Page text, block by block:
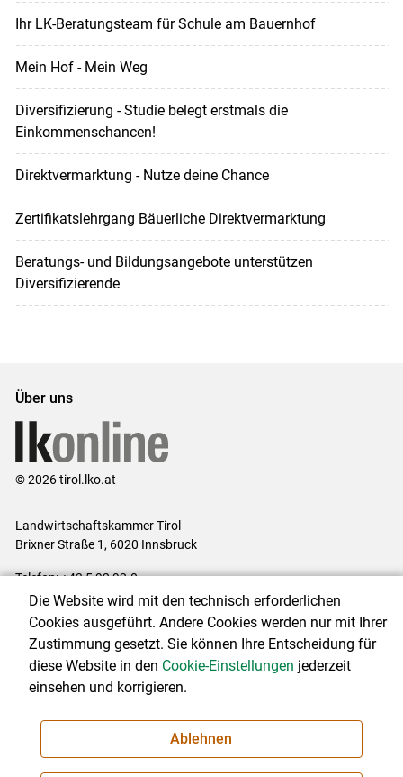
Ihr LK-Beratungsteam für Schule am Bauernhof
Mein Hof - Mein Weg
Diversifizierung - Studie belegt erstmals die
Einkommenschancen!
Direktvermarktung - Nutze deine Chance
Zertifikatslehrgang Bäuerliche Direktvermarktung
Beratungs- und Bildungsangebote unterstützen
Diversifizierende
Über uns
© 2026 tirol.lko.at
Landwirtschaftskammer Tirol
Brixner Straße 1, 6020 Innsbruck
Telefon: +43 5 92 92-0
E-Mail:office@lk-tirol.at
Impressum|Kontakt|Datenschutzerklärung|Barrierefreiheit|
Cookie-Einstellungen
Die Website wird mit den technisch erforderlichen
Cookies ausgeführt. Andere Cookies werden nur mit Ihrer
Zustimmung gesetzt. Sie können Ihre Entscheidung für
diese Website in den Cookie-Einstellungen jederzeit
einsehen und korrigieren.
Ablehnen